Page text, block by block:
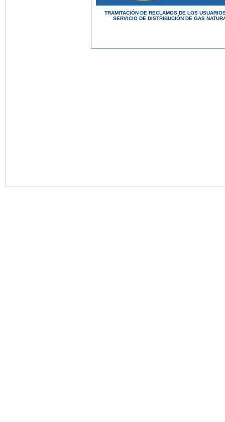
TRAMITACIÓN DE RECLAMOS DE LOS
SERVICIO DE DISTRIBUCIÓN DE GAS